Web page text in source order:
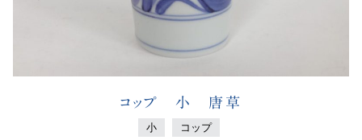
コップ 小 唐草
小 コップ